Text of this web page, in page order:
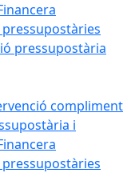
pressupostària
compliment
i